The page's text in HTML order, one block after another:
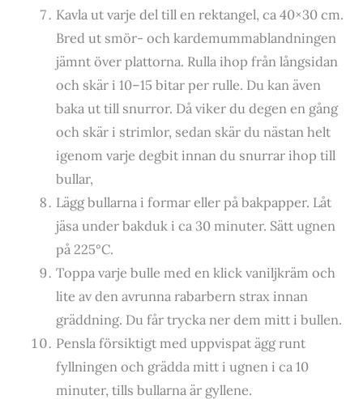
Kavla ut varje del till en rektangel, ca 40×30 cm.
Bred ut smör- och kardemummablandningen
jämnt över plattorna. Rulla ihop från långsidan
och skär i 10–15 bitar per rulle. Du kan även
baka ut till snurror. Då viker du degen en gång
och skär i strimlor, sedan skär du nästan helt
igenom varje degbit innan du snurrar ihop till
bullar,
Lägg bullarna i formar eller på bakpapper. Låt
jäsa under bakduk i ca 30 minuter. Sätt ugnen
på 225°C.
Toppa varje bulle med en klick vaniljkräm och
lite av den avrunna rabarbern strax innan
gräddning. Du får trycka ner dem mitt i bullen.
Pensla försiktigt med uppvispat ägg runt
fyllningen och grädda mitt i ugnen i ca 10
minuter, tills bullarna är gyllene.